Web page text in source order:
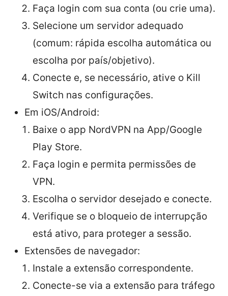
Faça login com sua conta (ou crie uma).
Selecione um servidor adequado
(comum: rápida escolha automática ou
escolha por país/objetivo).
Conecte e, se necessário, ative o Kill
Switch nas configurações.
Em iOS/Android:
Baixe o app NordVPN na App/Google
Play Store.
Faça login e permita permissões de
VPN.
Escolha o servidor desejado e conecte.
Verifique se o bloqueio de interrupção
está ativo, para proteger a sessão.
Extensões de navegador:
Instale a extensão correspondente.
Conecte-se via a extensão para tráfego